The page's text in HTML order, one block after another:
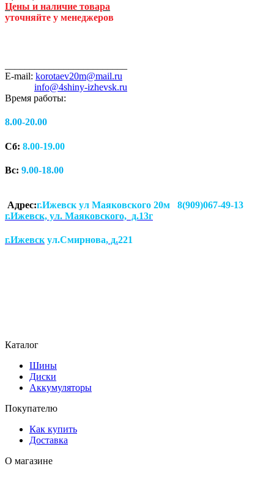
Цены и наличие товара
уточняйте у менеджеров
E-mail: korotaev20m@mail.ru
info@4shiny-izhevsk.ru
Время работы:
8.00-20.00
Сб: 8.00-19.00
Вс: 9.00-18.00
Адрес:г.Ижевск ул Маяковского 20м 8(909)067-49-13
г.Ижевск, ул. Маяковского, д.13г
г.Ижевскул.Смирнова, д.221
Каталог
Шины
Диски
Аккумуляторы
Покупателю
Как купить
Доставка
О магазине